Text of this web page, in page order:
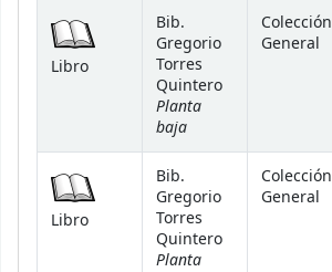
Libro
Bib.
Gregorio
Torres
Quintero
Planta
baja
Colección
General
Libro
Bib.
Gregorio
Torres
Quintero
Planta
Colección
General